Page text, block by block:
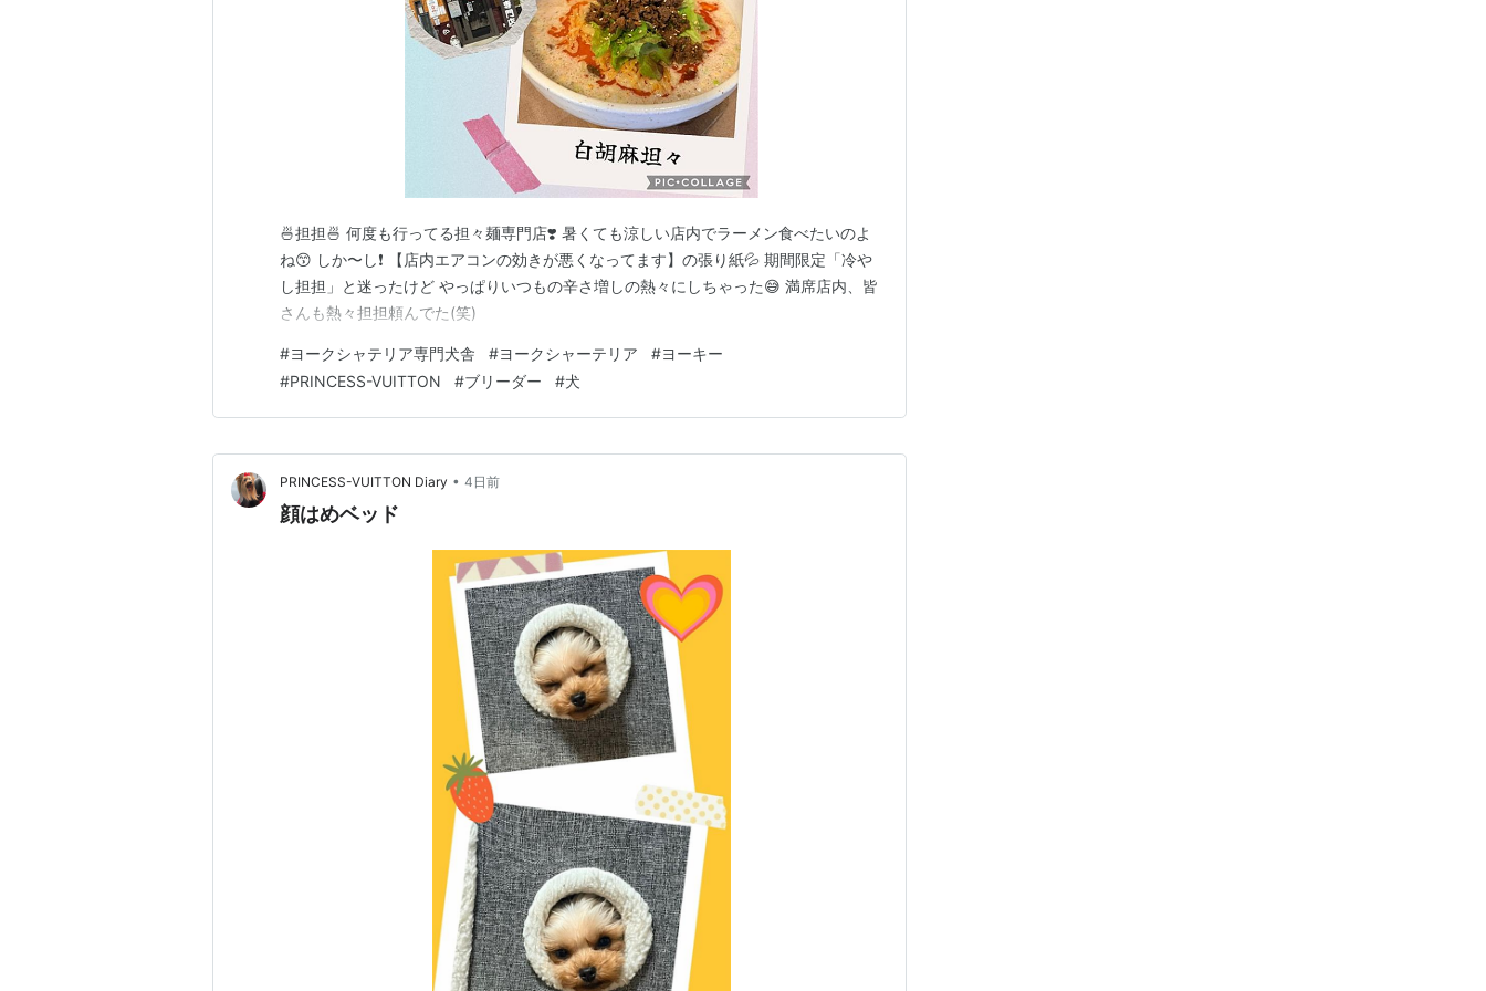
🍜担担🍜 何度も行ってる担々麺専門店❣️ 暑くても涼しい店内でラーメン食べたいのよ
ね😙 しか〜し❗️ 【店内エアコンの効きが悪くなってます】の張り紙💦 期間限定「冷や
し担担」と迷ったけど やっぱりいつもの辛さ増しの熱々にしちゃった😅 満席店内、皆
さんも熱々担担頼んでた(笑)
#ヨークシャテリア専門犬舎 #ヨークシャーテリア #ヨーキー
#PRINCESS-VUITTON #ブリーダー #犬
PRINCESS-VUITTON Diary • 4日前
顔はめベッド